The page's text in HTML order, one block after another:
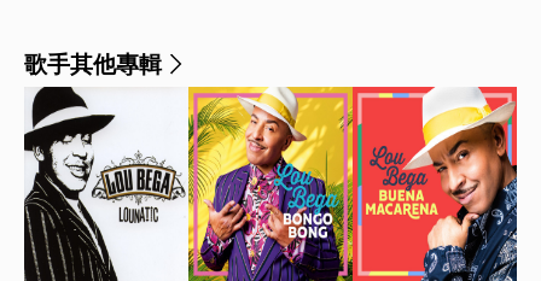
歌手其他專輯